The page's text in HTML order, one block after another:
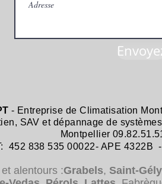
- Entreprise deClimatisation
SAV et dépannage de systèmes
Montpellier
452 838 535 00022- APE 4322B
alentours :Grabels, Saint-